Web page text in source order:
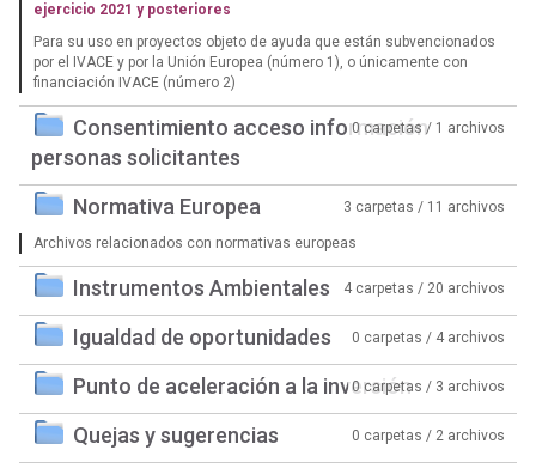
ejercicio 2021 y posteriores
Para su uso en proyectos objeto de ayuda que están subvencionados
por el IVACE y por la Unión Europea (número 1), o únicamente con
financiación IVACE (número 2)
Consentimiento acceso información
personas solicitantes
0 carpetas / 1 archivos
Normativa Europea 3 carpetas / 11 archivos
Archivos relacionados con normativas europeas
Instrumentos Ambientales 4 carpetas / 20 archivos
Igualdad de oportunidades 0 carpetas / 4 archivos
Punto de aceleración a la inversión0 carpetas / 3 archivos
Quejas y sugerencias 0 carpetas / 2 archivos